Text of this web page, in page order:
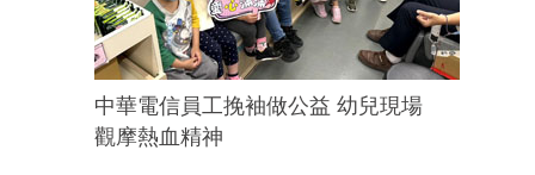
中華電信員工挽袖做公益 幼兒現場
觀摩熱血精神